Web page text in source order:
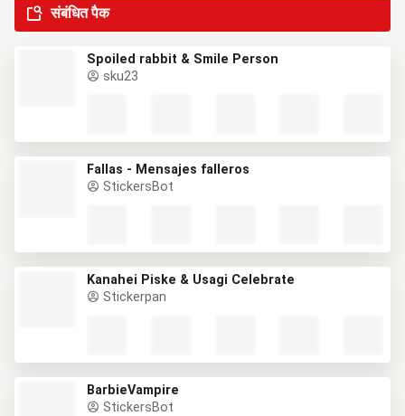
संबंधित पैक
Spoiled rabbit & Smile Person
sku23
Fallas - Mensajes falleros
StickersBot
Kanahei Piske & Usagi Celebrate
Stickerpan
BarbieVampire
StickersBot